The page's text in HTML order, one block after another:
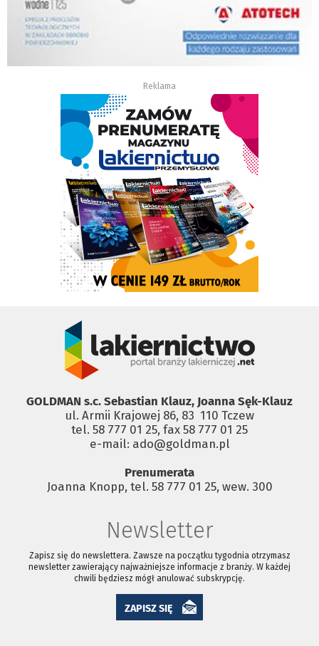
Reklama
GOLDMAN s.c. Sebastian Klauz, Joanna Sęk-Klauz
ul. Armii Krajowej 86, 83 ­ 110 Tczew
tel. 58 777 01 25, fax 58 777 01 25
e-mail: ado@goldman.pl
Prenumerata
Joanna Knopp, tel. 58 777 01 25, wew. 300
Newsletter
Zapisz się do newslettera. Zawsze na początku tygodnia otrzymasz
newsletter zawierający najważniejsze informacje z branży. W każdej
chwili będziesz mógł anulować subskrypcję.
ZAPISZ SIĘ